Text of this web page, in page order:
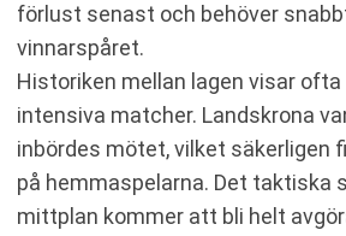
förlust senast och behöver
vinnarspåret.
Historiken mellan lagen visar ofta
intensiva matcher. Landskrona
inbördes mötet, vilket säkerligen
på hemmaspelarna. Det taktiska
mittplan kommer att bli helt